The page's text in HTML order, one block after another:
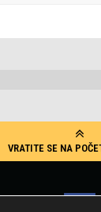
VRATITE SE NA